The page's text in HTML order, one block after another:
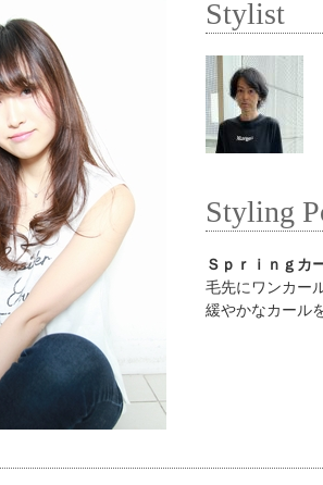
Stylist
Styling
Ｓｐｒｉｎｇカ
毛先にワンカー
緩やかなカール